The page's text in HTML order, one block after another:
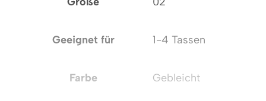
Geeignet für 1-4 Tassen
Farbe Gebleicht